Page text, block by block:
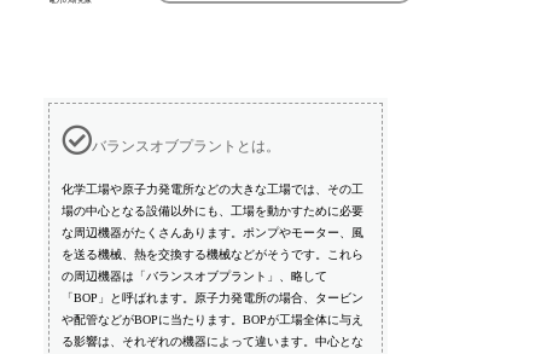
バランスオブプラントとは。
化学工場や原子力発電所などの大きな工場では、その工
場の中心となる設備以外にも、工場を動かすために必要
な周辺機器がたくさんあります。ポンプやモーター、風
を送る機械、熱を交換する機械などがそうです。これら
の周辺機器は「バランスオブプラント」、略して
「BOP」と呼ばれます。原子力発電所の場合、タービン
や配管などがBOPに当たります。BOPが工場全体に与え
る影響は、それぞれの機器によって違います。中心とな